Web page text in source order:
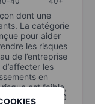
dont une
La catégorie
pour aider
les risques
de l’entreprise
les
en
risque est faible,
risque et 100